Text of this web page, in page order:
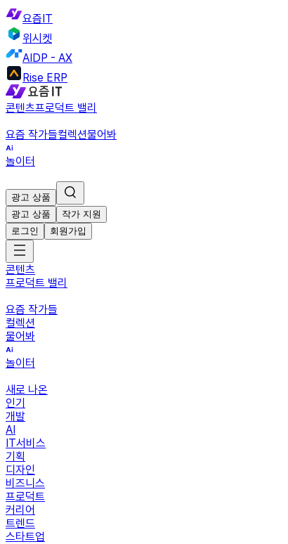
요즘IT
위시켓
AIDP - AX
Rise ERP
콘텐츠프로덕트 밸리
요즘 작가들컬렉션물어봐
놀이터
광고 상품
광고 상품
작가 지원
로그인
회원가입
콘텐츠
프로덕트 밸리
요즘 작가들
컬렉션
물어봐
놀이터
새로 나온
인기
개발
AI
IT서비스
기획
디자인
비즈니스
프로덕트
커리어
트렌드
스타트업